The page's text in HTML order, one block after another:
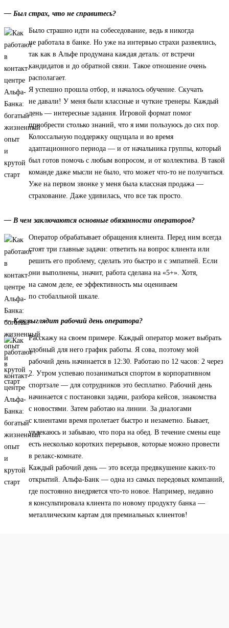
— Был страх, что не справитесь?
Было страшно идти на собеседование, ведь я никогда
не работала в банке. Но уже на интервью страхи развеялись,
так как в Альфе продумана каждая деталь: от встречи
кандидатов и до обратной связи. Такое отношение очень
располагает.
Я успешно прошла отбор, и началось обучение. Скучать
не давали! У меня были классные и чуткие тренеры. Каждый
день — интересные задания. Игровой формат помог
приобрести столько знаний, что я ими пользуюсь до сих пор.
Колоссальную поддержку ощущала и во время
адаптационного периода — и от начальника группы, который
был готов помочь с любым вопросом, и от коллектива. В такой
команде даже мысли не было, что может что-то не получиться.
Уже на первом звонке у меня была классная продажа —
страхование. Даже удивилась, что все так просто.
— В чем заключаются основные обязанности операторов?
Оператор обрабатывает обращения клиента. Перед ним всегда
стоят три главные задачи: ответить на вопрос клиента или
решить его проблему, сделать это быстро и с эмпатией. Если
они выполнены, значит, работа сделана на «5+». Хотя,
на самом деле, ее эффективность мы оцениваем
по стобалльной шкале.
— Как выглядит рабочий день оператора?
Расскажу на своем примере. Каждый оператор может выбрать
удобный для него график работы. Я сова, поэтому мой
рабочий день начинается в 12:30. Работаю по 12 часов: 2 через
2. Утром успеваю позаниматься спортом в корпоративном
спортзале — для сотрудников это бесплатно. Рабочий день
начинается с постановки задачи, разбора кейсов, знакомства
с новостями. Затем работаю на линии. За диалогами
с клиентами время пролетает быстро и незаметно. Бывает,
увлекаюсь и забываю, что пора на обед. В течение смены еще
есть несколько коротких перерывов, которые можно провести
в релакс-комнате.
Каждый рабочий день — это всегда предвкушение каких-то
открытий. Альфа-Банк — одна из самых передовых компаний,
где постоянно внедряется что-то новое. Например, недавно
я консультировала клиента по новому продукту банка —
металлическим картам для премиальных клиентов!